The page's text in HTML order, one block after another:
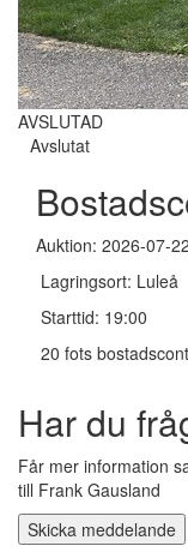
AVSLUTAD
Avslutat
Auktion: 2026-07-22
Lagringsort: Luleå
Starttid: 19:00
20 fots
Har du
Får mer information
till Frank Gausland
Skicka meddelande